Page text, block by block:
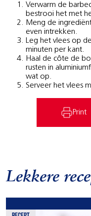
Verwarm de
bestrooi het met
Meng de
even intrekken.
Leg het vlees op
minuten per kant.
Haal de côte de
rusten in
wat op.
Serveer het vlees
Print
Lekkere